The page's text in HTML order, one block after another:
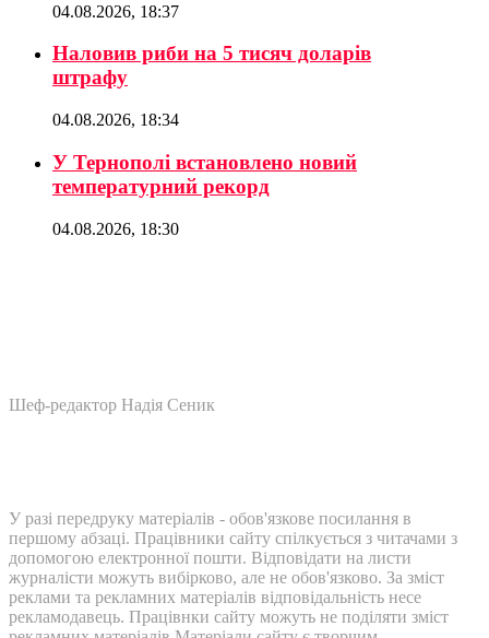
04.08.2026, 18:37
Наловив риби на 5 тисяч доларів
штрафу
04.08.2026, 18:34
У Тернополі встановлено новий
температурний рекорд
04.08.2026, 18:30
Шеф-редактор Надія Сеник
У разі передруку матеріалів - обов'язкове посилання в
першому абзаці. Працівники сайту спілкується з читачами з
допомогою електронної пошти. Відповідати на листи
журналісти можуть вибірково, але не обов'язково. За зміст
реклами та рекламних матеріалів відповідальність несе
рекламодавець. Працівнки сайту можуть не поділяти зміст